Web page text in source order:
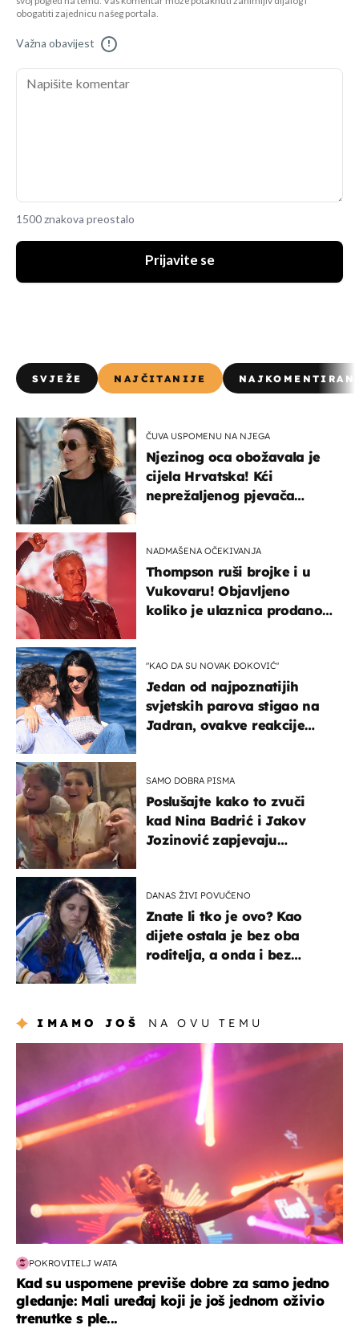
obogatiti zajednicu našeg portala.
Važna obavijest !
1500 znakova preostalo
Prijavite se
SVJEŽE NAJČITANIJE
ČUVA USPOMENU NA NJEGA
Njezinog oca obožavala je
cijela Hrvatska! Kći
neprežaljenog pjevača
NADMAŠENA OČEKIVANJA
Thompson ruši brojke i u
Vukovaru! Objavljeno
koliko je ulaznica prodano
"KAO DA SU NOVAK ĐOKOVIĆ"
Jedan od najpoznatijih
svjetskih parova stigao na
Jadran, ovakve reakcije
SAMO DOBRA PISMA
Poslušajte kako to zvuči
kad Nina Badrić i Jakov
Jozinović zapjevaju
DANAS ŽIVI POVUČENO
Znate li tko je ovo? Kao
dijete ostala je bez oba
roditelja, a onda i bez
IMAMO JOŠ NA OVU TEMU
POKROVITELJ WATA
Kad su uspomene previše dobre za samo jedno
gledanje: Mali uređaj koji je još jednom oživio
trenutke s ple...